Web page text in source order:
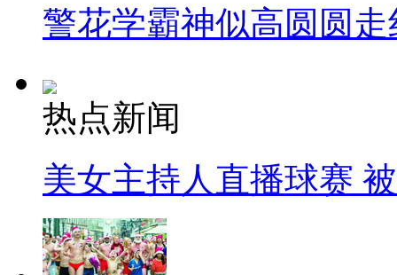
警花学霸神似高圆圆走
热点新闻
美女主持人直播球赛